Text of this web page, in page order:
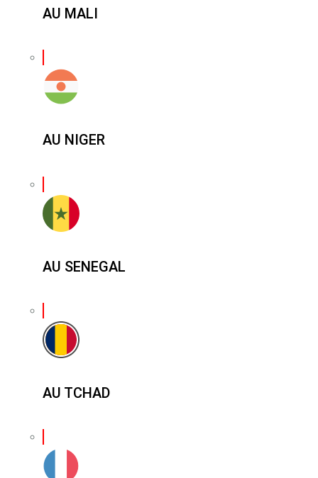
AU MALI
AU NIGER
AU SENEGAL
AU TCHAD